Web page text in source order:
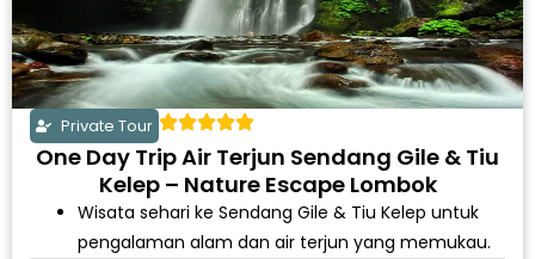
Private Tour
One Day Trip Air Terjun Sendang Gile & Tiu
Kelep – Nature Escape Lombok
Wisata sehari ke Sendang Gile & Tiu Kelep untuk
pengalaman alam dan air terjun yang memukau.